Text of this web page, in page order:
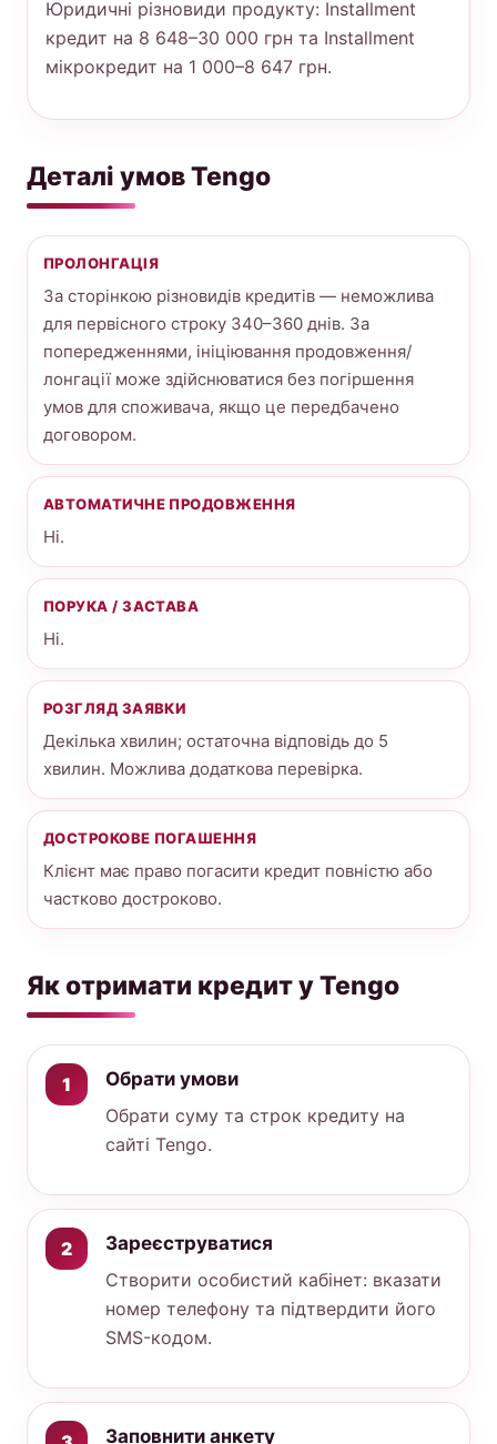
Юридичні різновиди продукту: Installment
кредит на 8 648–30 000 грн та Installment
мікрокредит на 1 000–8 647 грн.
Деталі умов Tengo
ПРОЛОНГАЦІЯ
За сторінкою різновидів кредитів — неможлива
для первісного строку 340–360 днів. За
попередженнями, ініціювання продовження/
лонгації може здійснюватися без погіршення
умов для споживача, якщо це передбачено
договором.
АВТОМАТИЧНЕ ПРОДОВЖЕННЯ
Ні.
ПОРУКА / ЗАСТАВА
Ні.
РОЗГЛЯД ЗАЯВКИ
Декілька хвилин; остаточна відповідь до 5
хвилин. Можлива додаткова перевірка.
ДОСТРОКОВЕ ПОГАШЕННЯ
Клієнт має право погасити кредит повністю або
частково достроково.
Як отримати кредит у Tengo
Обрати умови
Обрати суму та строк кредиту на
сайті Tengo.
Зареєструватися
Створити особистий кабінет: вказати
номер телефону та підтвердити його
SMS-кодом.
Заповнити анкету